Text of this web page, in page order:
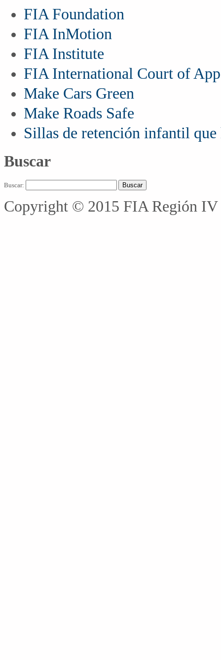
FIA Foundation
FIA InMotion
FIA Institute
FIA International Court of
Make Cars Green
Make Roads Safe
Sillas de retención infantil que
Buscar
Buscar:
Copyright © 2015 FIA Región